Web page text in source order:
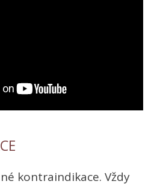
kontraindikace. Vždy